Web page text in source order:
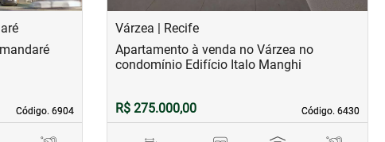
Código. 6904
Código. 6904
Várzea | Recife
Código. 6430
Código. 6430
Apartamento à venda no Várzea no
condomínio Edifício Italo Manghi
R$ 275.000,00